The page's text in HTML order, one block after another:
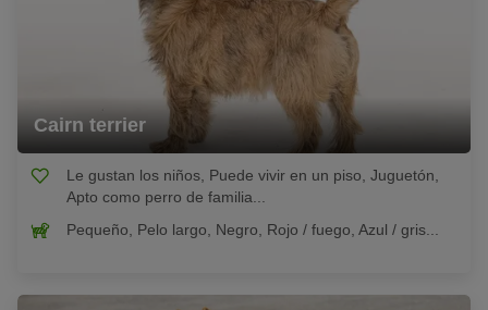
Cairn terrier
Le gustan los niños, Puede vivir en un piso, Juguetón,
Apto como perro de familia...
Pequeño, Pelo largo, Negro, Rojo / fuego, Azul / gris...